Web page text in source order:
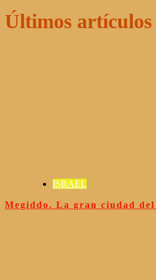
Últimos
ISRAEL
Megiddo. La gran ciudad